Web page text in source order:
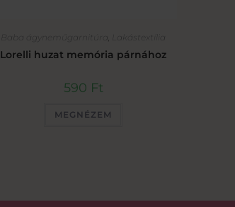
Baba ágyneműgarnitúra, Lakástextília
Lorelli huzat memória párnához
590 Ft
MEGNÉZEM